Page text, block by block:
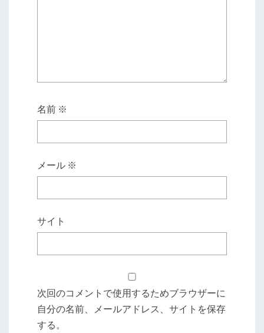
名前 ※
メール ※
サイト
次回のコメントで使用するためブラウザーに
自分の名前、メールアドレス、サイトを保存
する。